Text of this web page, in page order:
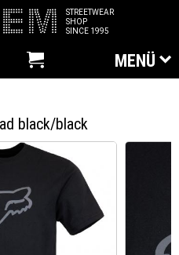
STREETWEAR
SHOP
SINCE 1995
MENÜ
black/black